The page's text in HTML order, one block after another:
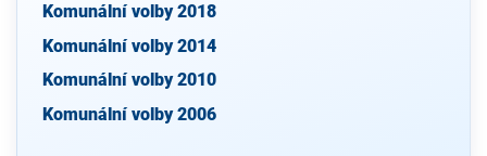
Komunální volby 2018
Komunální volby 2014
Komunální volby 2010
Komunální volby 2006